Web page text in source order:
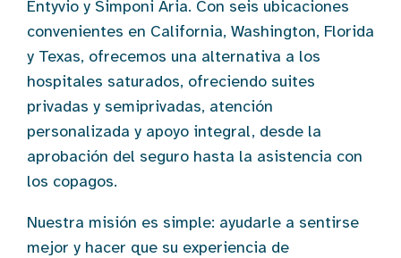
Entyvio y Simponi Aria. Con seis ubicaciones
convenientes en California, Washington, Florida
y Texas, ofrecemos una alternativa a los
hospitales saturados, ofreciendo suites
privadas y semiprivadas, atención
personalizada y apoyo integral, desde la
aprobación del seguro hasta la asistencia con
los copagos.
Nuestra misión es simple: ayudarle a sentirse
mejor y hacer que su experiencia de